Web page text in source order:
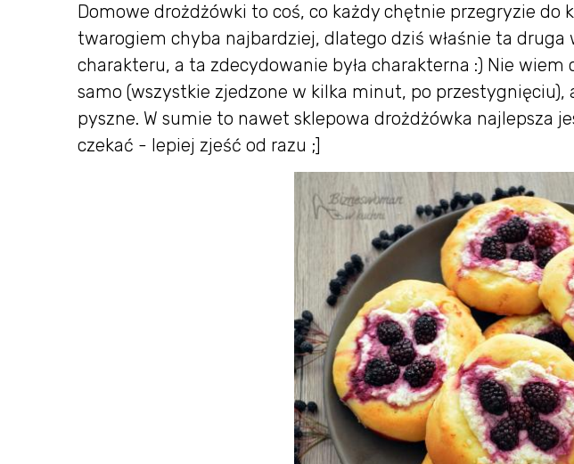
Domowe drożdżówki to coś, co każdy chętnie przegryzie do
twarogiem chyba najbardziej, dlatego dziś właśnie ta druga
charakteru, a ta zdecydowanie była charakterna :) Nie
samo (wszystkie zjedzone w kilka minut, po przestygnięciu),
pyszne. W sumie to nawet sklepowa drożdżówka najlepsza
czekać - lepiej zjeść od razu ;]